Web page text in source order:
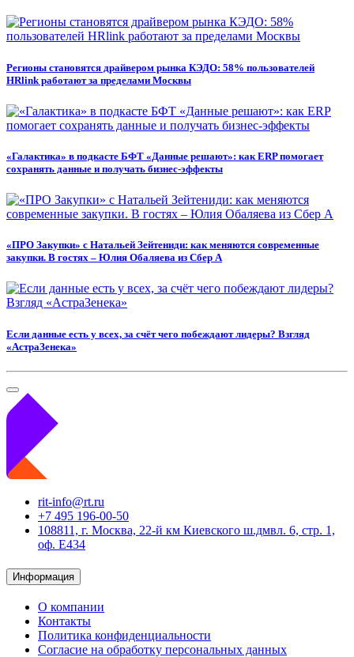
Регионы становятся драйвером рынка КЭДО: 58% пользователей
HRlink работают за пределами Москвы
«Галактика» в подкасте БФТ «Данные решают»: как ERP помогает
сохранять данные и получать бизнес-эффекты
«ПРО Закупки» с Натальей Зейтениди: как меняются современные
закупки. В гостях – Юлия Обаляева из Сбер А
Если данные есть у всех, за счёт чего побеждают лидеры? Взгляд
«АстраЗенека»
rit-info@rt.ru
+7 495 196-00-50
108811, г. Москва, 22-й км Киевского ш.дмвл. 6, стр. 1,
оф. Е434
Информация
О компании
Контакты
Политика конфиденциальности
Согласие на обработку персональных данных